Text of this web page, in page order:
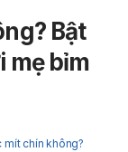
Bật
mẹ bỉm
mít chín không?